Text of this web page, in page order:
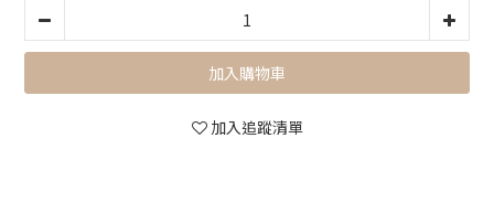
加入購物車
加入追蹤清單